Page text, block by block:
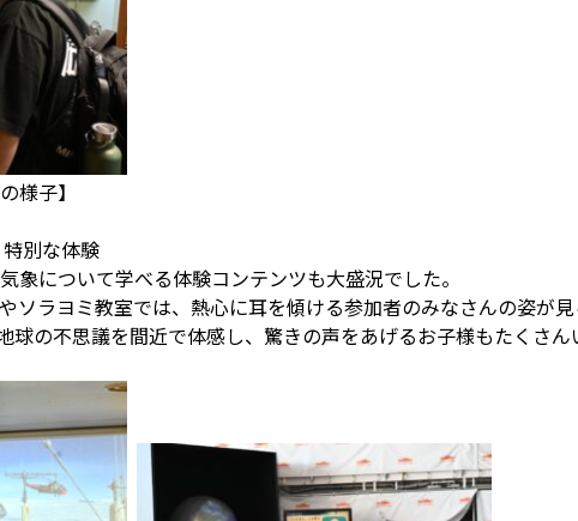
子】
特別な体験
象について学べる体験コンテンツも大盛況でした。
ソラヨミ教室では、熱心に耳を傾ける参加者のみなさんの姿が
球の不思議を間近で体感し、驚きの声をあげるお子様もたくさん